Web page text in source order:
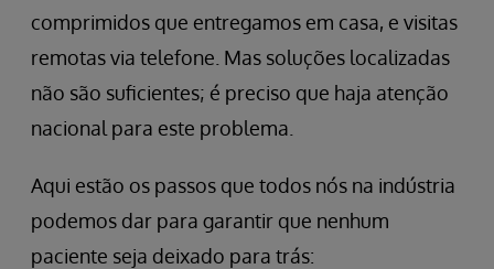
comprimidos que entregamos em casa, e visitas
remotas via telefone. Mas soluções localizadas
não são suficientes; é preciso que haja atenção
nacional para este problema.
Aqui estão os passos que todos nós na indústria
podemos dar para garantir que nenhum
paciente seja deixado para trás: